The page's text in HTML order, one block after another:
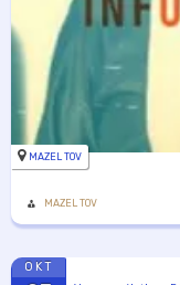
MAZEL TOV
MAZEL TOV
OKT